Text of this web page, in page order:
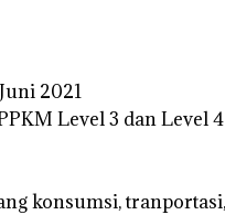
2021
Level 3 dan Level
konsumsi,
Network Catat
Pertumbuhan